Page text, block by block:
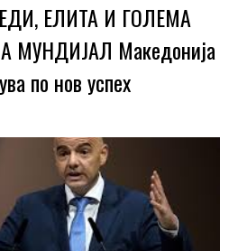
ЕЛИТА И ГОЛЕМА
МУНДИЈАЛ Македонија
по нов успех